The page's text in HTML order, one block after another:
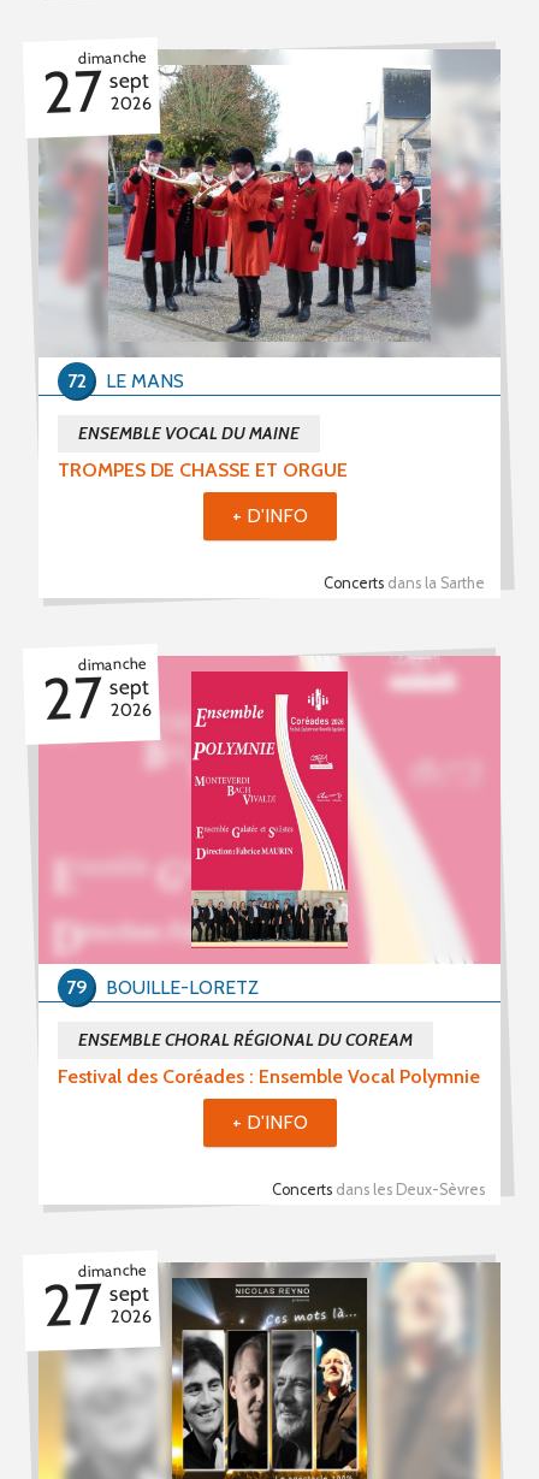
dimanche
27 sept
2026
TROMPES DE CHASSE ET ORGUE
ENSEMBLE VOCAL DU MAINE
Concerts dans la Sarthe
LE MANS
72
+ D'INFO
dimanche
27 sept
2026
Festival des Coréades : Ensemble Vocal Polymnie
ENSEMBLE CHORAL RÉGIONAL DU COREAM
Concerts dans les Deux-Sèvres
BOUILLE-LORETZ
79
+ D'INFO
dimanche
27 sept
2026